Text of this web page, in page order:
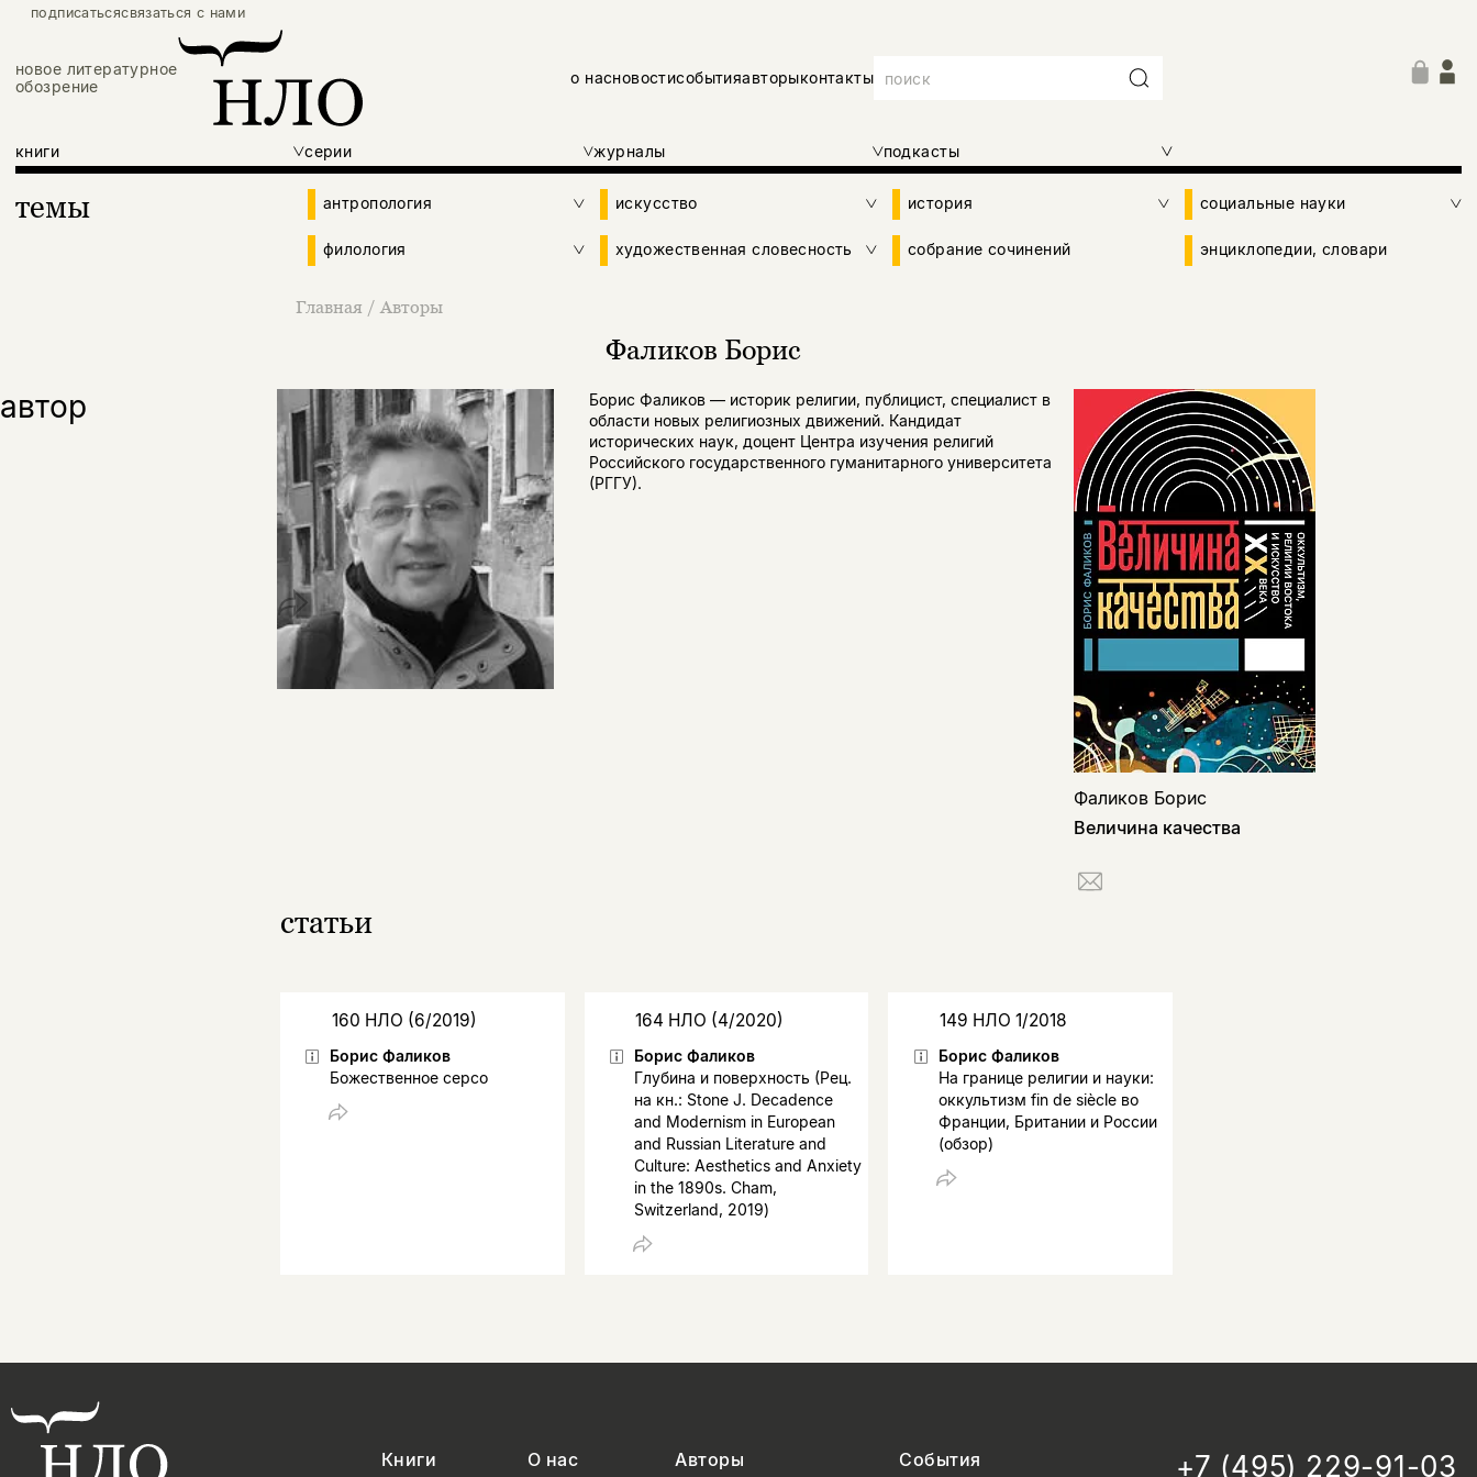
подписатьсясвязаться с нами
новое литературное
обозрение
о насновостисобытияавторыконтакты
книги серии журналы подкасты
темы антропология искусство история социальные науки
филология художественная словесность собрание сочинений энциклопедии, словари
Главная / Авторы
Фаликов Борис
автор
Борис Фаликов — историк религии, публицист, специалист в
области новых религиозных движений. Кандидат
исторических наук, доцент Центра изучения религий
Российского государственного гуманитарного университета
(РГГУ).
Фаликов Борис
Величина качества
статьи
160 НЛО (6/2019)
Борис Фаликов
Божественное серсо
164 НЛО (4/2020)
Борис Фаликов
Глубина и поверхность (Рец.
на кн.: Stone J. Decadence
and Modernism in European
and Russian Literature and
Culture: Aesthetics and Anxiety
in the 1890s. Cham,
Switzerland, 2019)
149 НЛО 1/2018
Борис Фаликов
На границе религии и науки:
оккультизм fin de siècle во
Франции, Британии и России
(обзор)
Книги О нас Авторы События +7 (495) 229-91-03